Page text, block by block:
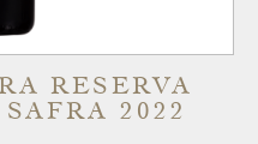
RESERVA
2022